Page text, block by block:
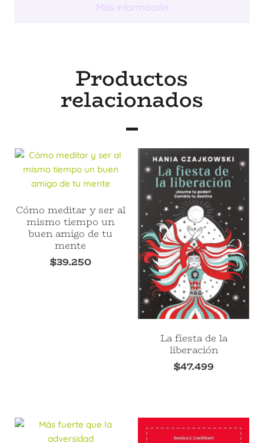
Más información
Productos
relacionados
Cómo meditar y ser al
mismo tiempo un
buen amigo de tu
mente
$39.250
La fiesta de la
liberación
$47.499